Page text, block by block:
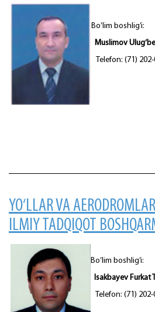
Bo’lim boshlig’i:
Muslimov
Telefon: (71)
YO‘LLAR VA
ILMIY TADQIQOT
Bo’lim boshlig’i:
Isakbayev Furkat
Telefon: (71) 202-